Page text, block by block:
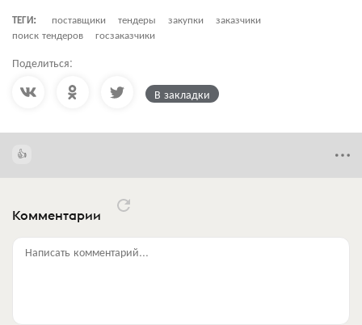
ТЕГИ:
поставщики тендеры закупки
заказчики
поиск тендеров
госзаказчики
Поделиться:
В закладки
Комментарии
Написать комментарий...